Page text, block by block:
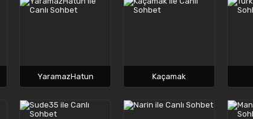
YaramazHatun Kaçamak